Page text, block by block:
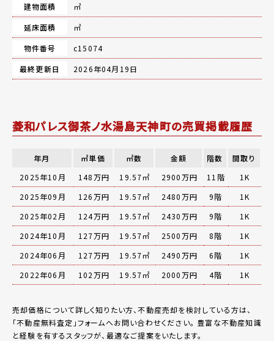
建物面積
㎡
延床面積
㎡
物件番号
c15074
最終更新日
2026年04月19日
菱和パレス御茶ノ水湯島天神町の売買掲載履歴
年月 ㎡単価 ㎡数 金額 階数
間取り
2025年10月
148万円 19.57㎡ 2900万円 11階
1K
2025年09月
126万円 19.57㎡ 2480万円 9階
1K
2025年02月
124万円 19.57㎡ 2430万円 9階
1K
2024年10月
127万円 19.57㎡ 2500万円 8階
1K
2024年06月
127万円 19.57㎡ 2490万円 6階
1K
2022年06月
102万円 19.57㎡ 2000万円 4階 1K
売却価格について詳しく知りたい方、不動産売却を検討している方は、
「不動産無料査定 」フォームへお問い合わせください。 豊富な不動産知識
と経験を有するスタッフが、最適なご提案をいたします。